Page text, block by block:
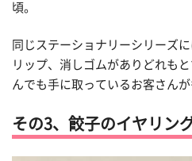
頃。
同じステーショナリーシリーズ
リップ、消しゴムがありどれも
んでも手に取っているお客さんが
その3、餃子のイヤリン